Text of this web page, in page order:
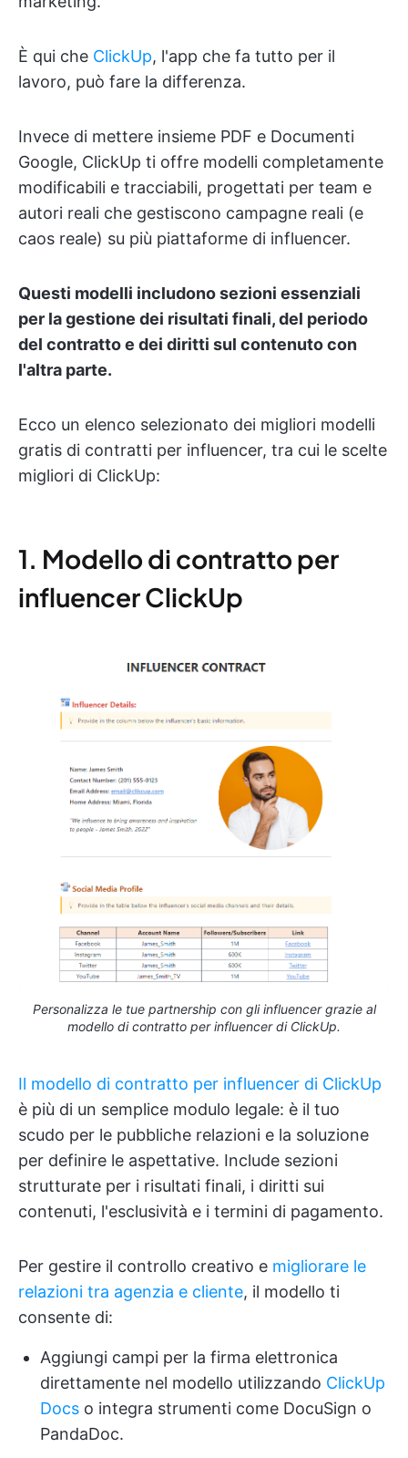
È qui che ClickUp, l'app che fa tutto per il
lavoro, può fare la differenza.
Invece di mettere insieme PDF e Documenti
Google, ClickUp ti offre modelli completamente
modificabili e tracciabili, progettati per team e
autori reali che gestiscono campagne reali (e
caos reale) su più piattaforme di influencer.
Questi modelli includono sezioni essenziali
per la gestione dei risultati finali, del periodo
del contratto e dei diritti sul contenuto con
l'altra parte.
Ecco un elenco selezionato dei migliori modelli
gratis di contratti per influencer, tra cui le scelte
migliori di ClickUp:
1. Modello di contratto per
influencer ClickUp
Personalizza le tue partnership con gli influencer grazie al
modello di contratto per influencer di ClickUp.
Il modello di contratto per influencer di ClickUp
è più di un semplice modulo legale: è il tuo
scudo per le pubbliche relazioni e la soluzione
per definire le aspettative. Include sezioni
strutturate per i risultati finali, i diritti sui
contenuti, l'esclusività e i termini di pagamento.
Per gestire il controllo creativo e migliorare le
relazioni tra agenzia e cliente, il modello ti
consente di:
Aggiungi campi per la firma elettronica
direttamente nel modello utilizzando ClickUp
Docs o integra strumenti come DocuSign o
PandaDoc.